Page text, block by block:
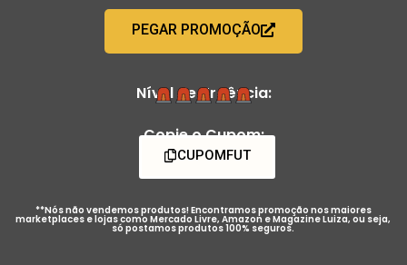
PEGAR PROMOÇÃO
Nível de Urgência:
Copie o Cupom:
CUPOMFUT
**Nós não vendemos produtos! Encontramos promoção nos maiores
marketplaces e lojas como Mercado Livre, Amazon e Magazine Luiza, ou seja,
só postamos produtos 100% seguros.